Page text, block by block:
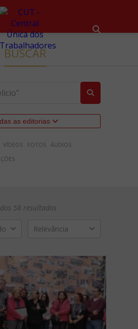
BUSCAR
as editorias
VÍDEOS FOTOS ÁUDIOS
58 resultados
Relevância